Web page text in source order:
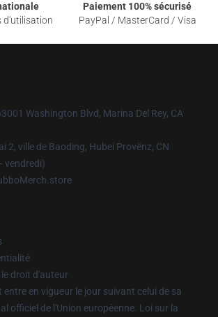
d'utilisation
Paiement 100% sécurisé
PayPal / MasterCard / Visa
Washington Blvd, Marina Del Rey, CA
2, ville de Baoding, Hubei Provënz, CN
vendredi)
le droit d'auteur
entre en vigueur le jour suivant celui de sa
officiel de l'Union européenne. Loi sur la